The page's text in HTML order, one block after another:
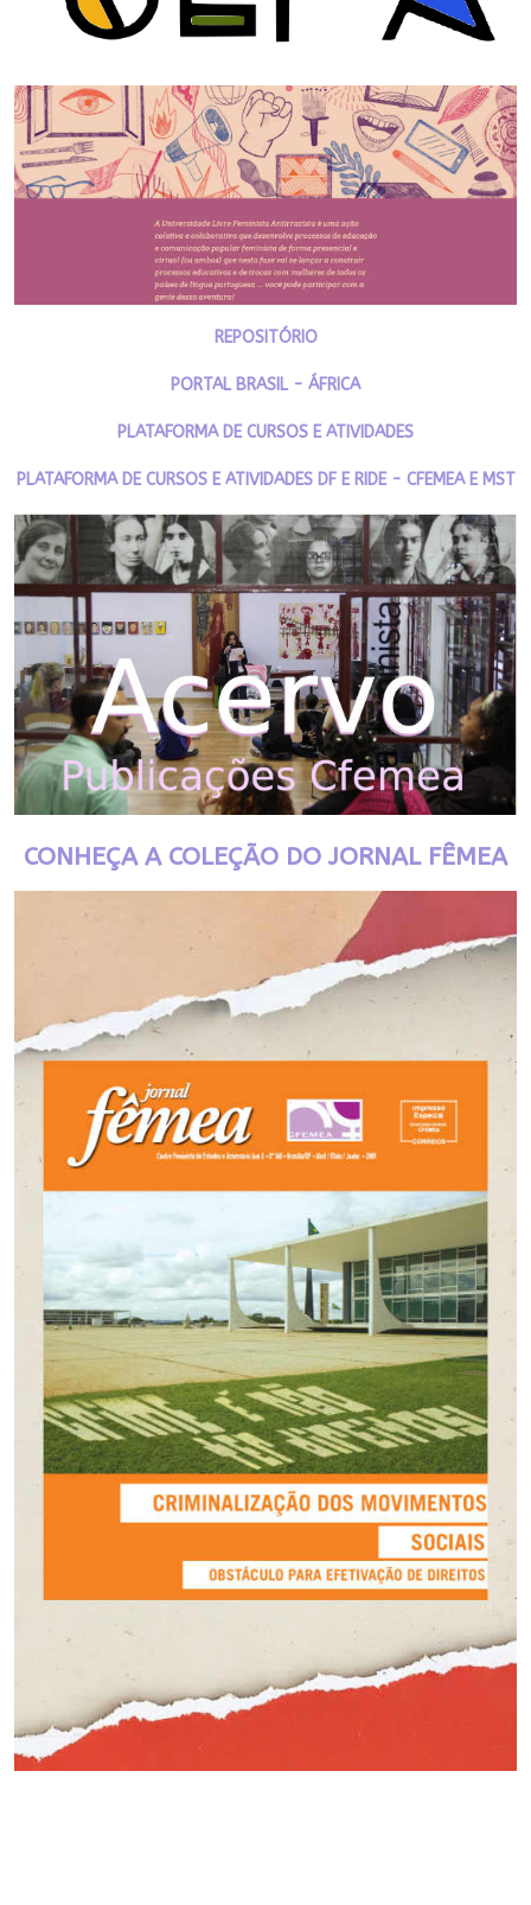
REPOSITÓRIO
PORTAL BRASIL - ÁFRICA
PLATAFORMA DE CURSOS E ATIVIDADES
PLATAFORMA DE CURSOS E ATIVIDADES DF E RIDE - CFEMEA E MST
CONHEÇA A COLEÇÃO DO JORNAL FÊMEA